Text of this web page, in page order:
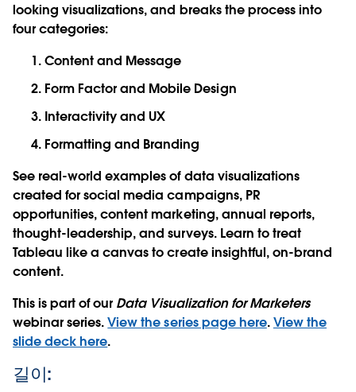
looking visualizations, and breaks the process into
four categories:
Content and Message
Form Factor and Mobile Design
Interactivity and UX
Formatting and Branding
See real-world examples of data visualizations
created for social media campaigns, PR
opportunities, content marketing, annual reports,
thought-leadership, and surveys. Learn to treat
Tableau like a canvas to create insightful, on-brand
content.
This is part of our Data Visualization for Marketers
webinar series.View the series page here.View the
slide deck here.
길이: